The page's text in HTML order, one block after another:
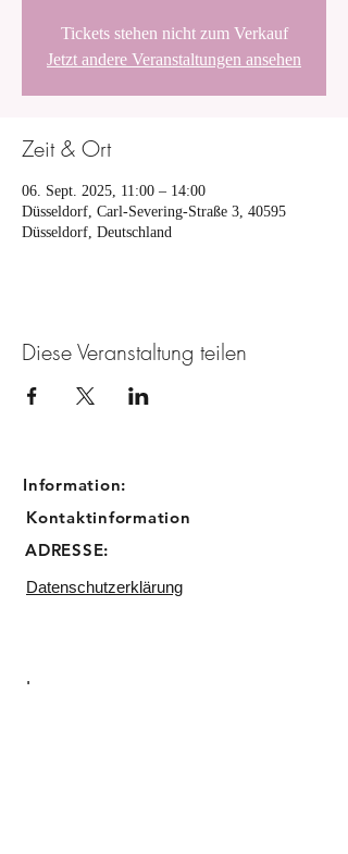
Tickets stehen nicht zum Verkauf
Jetzt andere Veranstaltungen ansehen
Zeit & Ort
06. Sept. 2025, 11:00 – 14:00
Düsseldorf, Carl-Severing-Straße 3, 40595
Düsseldorf, Deutschland
Diese Veranstaltung teilen
Information:
Kontaktinformation
ADRESSE:
Datenschutzerklärung
Impressum